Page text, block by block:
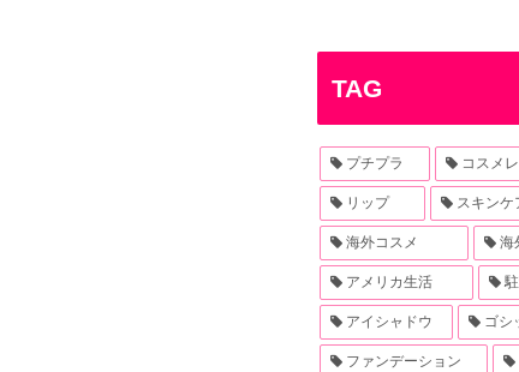
TAG
プチプラ コスメ
リップ スキンケ
海外コスメ 海
アメリカ生活
アイシャドウ ゴシ
ファンデーション